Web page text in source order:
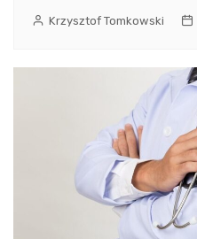
Krzysztof Tomkowski